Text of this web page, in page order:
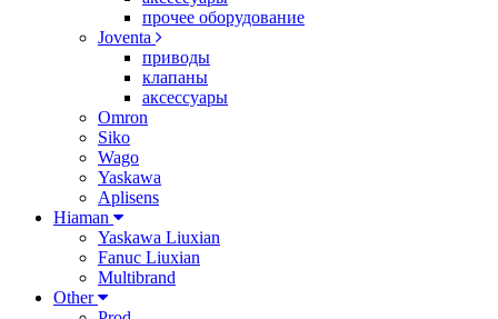
прочее оборудование
Joventa
приводы
клапаны
аксессуары
Omron
Siko
Wago
Yaskawa
Aplisens
Hiaman
Yaskawa Liuxian
Fanuc Liuxian
Multibrand
Other